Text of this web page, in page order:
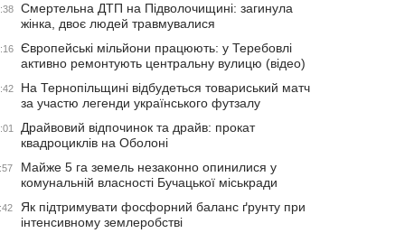
Смертельна ДТП на Підволочищині: загинула
жінка, двоє людей травмувалися
Європейські мільйони працюють: у Теребовлі
активно ремонтують центральну вулицю (відео)
На Тернопільщині відбудеться товариський матч
за участю легенди українського футзалу
Драйвовий відпочинок та драйв: прокат
квадроциклів на Оболоні
Майже 5 га земель незаконно опинилися у
комунальній власності Бучацької міськради
Як підтримувати фосфорний баланс ґрунту при
інтенсивному землеробстві